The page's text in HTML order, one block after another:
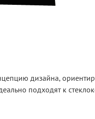
дизайна,
подходят к